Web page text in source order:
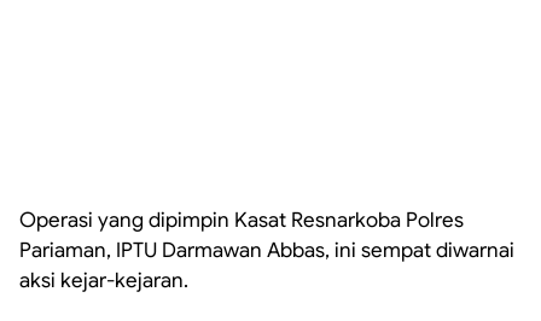
Operasi yang dipimpin Kasat Resnarkoba Polres
Pariaman, IPTU Darmawan Abbas, ini sempat diwarnai
aksi kejar-kejaran.